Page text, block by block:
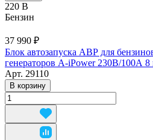
220 В
Бензин
37 990 ₽
Блок автозапуска АВР для
генераторов A-iPower 230В/100А 8
Арт. 29110
В корзину